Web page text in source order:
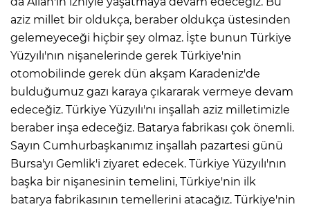
aziz millet bir oldukça, beraber oldukça üstesinden
gelemeyeceği hiçbir şey olmaz. İşte bunun Türkiye
Yüzyılı'nın nişanelerinde gerek Türkiye'nin
otomobilinde gerek dün akşam Karadeniz'de
bulduğumuz gazı karaya çıkararak vermeye devam
edeceğiz. Türkiye Yüzyılı'nı inşallah aziz milletimizle
beraber inşa edeceğiz. Batarya fabrikası çok önemli.
Sayın Cumhurbaşkanımız inşallah pazartesi günü
Bursa'yı Gemlik'i ziyaret edecek. Türkiye Yüzyılı'nın
başka bir nişanesinin temelini, Türkiye'nin ilk
batarya fabrikasının temellerini atacağız. Türkiye'nin